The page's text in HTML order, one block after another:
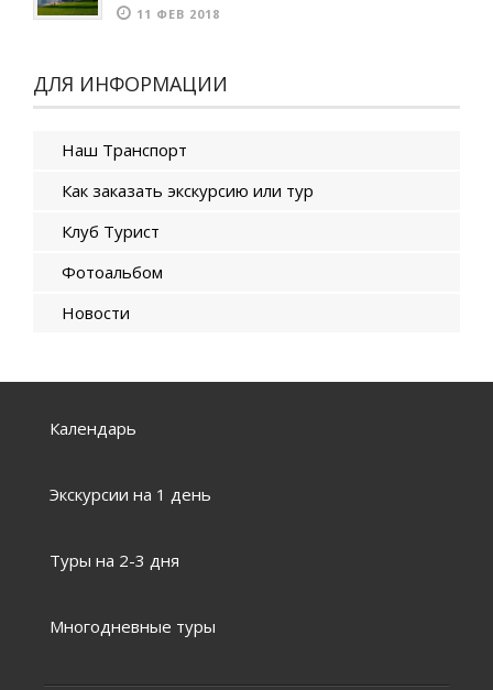
11 ФЕВ 2018
ДЛЯ ИНФОРМАЦИИ
Наш Транспорт
Как заказать экскурсию или тур
Клуб Турист
Фотоальбом
Новости
Календарь
Экскурсии на 1 день
Туры на 2-3 дня
Многодневные туры